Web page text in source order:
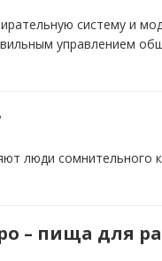
систему и
управлением
люди сомнительного
– пища для